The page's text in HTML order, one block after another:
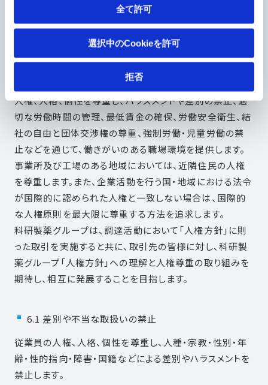
全て許可
選択中のCookieを許可
拒否
6.人権尊重
果たすため、人権に関する全ての法令を遵守し、従業員の
人権、人格、個性を尊重し、ハラスメントや差別の禁止、適
切な労働時間の管理、最低賃金の確保、労働安全衛生、結
社の自由と団体交渉権の尊重、強制労働・児童労働の禁
止などを通じて、働きがいのある職場環境を提供します。
事業所及び工場のある地域においては、近隣住民の人権
を尊重します。また、企業活動を行う国・地域における法令
が国際的に認められた人権と一致しない場合は、国際的
な人権原則を最大限に尊重する方法を追求します。
科研製薬グループは、調達活動において「人権方針」に則
った取引を実施すると共に、取引先の皆様に対し、科研製
薬グループ「人権方針」への理解と人権尊重の取り組みを
期待し、相互に発展することを目指します。
6.1 差別や不当な取扱いの禁止
従業員の人権、人格、個性を尊重し、人種・宗教・性別・年
齢・性的指向・障害・国籍などによる差別やハラスメントを
禁止します。